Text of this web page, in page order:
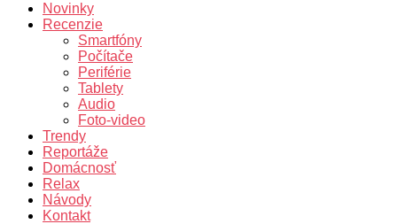
Novinky
Recenzie
Smartfóny
Počítače
Periférie
Tablety
Audio
Foto-video
Trendy
Reportáže
Domácnosť
Relax
Návody
Kontakt